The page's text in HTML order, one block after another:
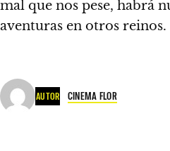
mal que nos pese, habrá
aventuras en otros reinos.
AUTOR CINEMA FLOR